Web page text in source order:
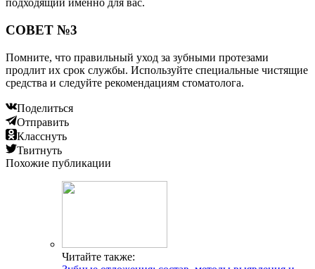
подходящий именно для вас.
СОВЕТ №3
Помните, что правильный уход за зубными протезами
продлит их срок службы. Используйте специальные чистящие
средства и следуйте рекомендациям стоматолога.
Поделиться
Отправить
Класснуть
Твитнуть
Похожие публикации
Читайте также: